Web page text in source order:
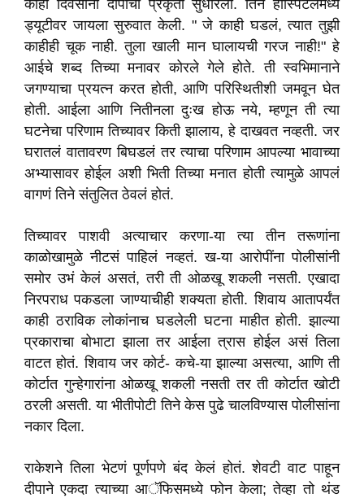
काही दिवसांनी दीपाची प्रकृती सुधारली. तिने हाॅस्पिटलमध्ये
ड्यूटीवर जायला सुरुवात केली. " जे काही घडलं, त्यात तुझी
काहीही चूक नाही. तुला खाली मान घालायची गरज नाही!" हे
आईचे शब्द तिच्या मनावर कोरले गेले होते. ती स्वभिमानाने
जगण्याचा प्रयत्न करत होती, आणि परिस्थितीशी जमवून घेत
होती. आईला आणि नितीनला दुःख होऊ नये, म्हणून ती त्या
घटनेचा परिणाम तिच्यावर किती झालाय, हे दाखवत नव्हती. जर
घरातलं वातावरण बिघडलं तर त्याचा परिणाम आपल्या भावाच्या
अभ्यासावर होईल अशी भिती तिच्या मनात होती त्यामुळे आपलं
वागणं तिने संतुलित ठेवलं होतं.
तिच्यावर पाशवी अत्याचार करणा-या त्या तीन तरूणांना
काळोखामुळे नीटसं पाहिलं नव्हतं. ख-या आरोपींना पोलीसांनी
समोर उभं केलं असतं, तरी ती ओळखू शकली नसती. एखादा
निरपराध पकडला जाण्याचीही शक्यता होती. शिवाय आतापर्यंत
काही ठराविक लोकांनाच घडलेली घटना माहीत होती. झाल्या
प्रकाराचा बोभाटा झाला तर आईला त्रास होईल असं तिला
वाटत होतं. शिवाय जर कोर्ट- कचे-या झाल्या असत्या, आणि ती
कोर्टात गुन्हेगारांना ओळखू शकली नसती तर ती कोर्टात खोटी
ठरली असती. या भीतीपोटी तिने केस पुढे चालविण्यास पोलीसांना
नकार दिला.
राकेशने तिला भेटणं पूर्णपणे बंद केलं होतं. शेवटी वाट पाहून
दीपाने एकदा त्याच्या आॅफिसमध्ये फोन केला; तेव्हा तो थंड